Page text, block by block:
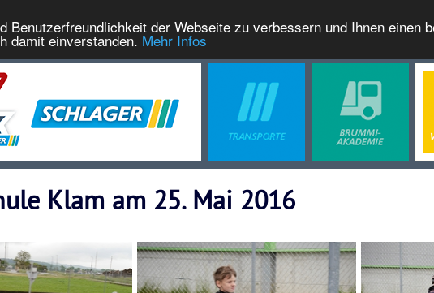
Benutzerfreundlichkeit der Webseite zu verbessern und Ihnen einen
damit einverstanden. Mehr Infos
Klam am 25. Mai 2016